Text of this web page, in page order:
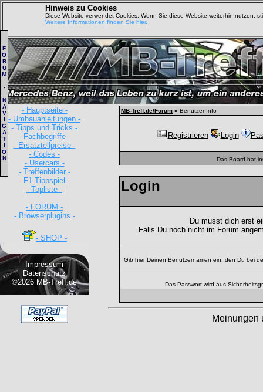
Hinweis zu Cookies
Diese Website verwendet Cookies. Wenn Sie diese Website weiterhin nutzen,
Weitere Informationen finden Sie hier.
- Hauptseite -
- Umbauanleitungen -
- Tipps und Tricks -
- Fachbegriffe -
- Ersatzteilpreise -
- Codes -
- Usercars -
- Treffenbilder -
- F1-Tippspiel -
- Topliste -
- FORUM -
- Browserplugins -
- SHOP -
Impressum
Datenschutz
©2026 MB-Treff.de
F
O
R
U
M
-
N
A
V
I
G
A
T
I
O
N
MB-Treff.de/Forum » Benutzer Info
Registrieren Login
Das Board hat
Login
Du musst dich erst
Falls Du noch nicht im Forum
Gib hier Deinen Benutzernamen ein, den Du bei
Das Passwort wird aus
Meinungen